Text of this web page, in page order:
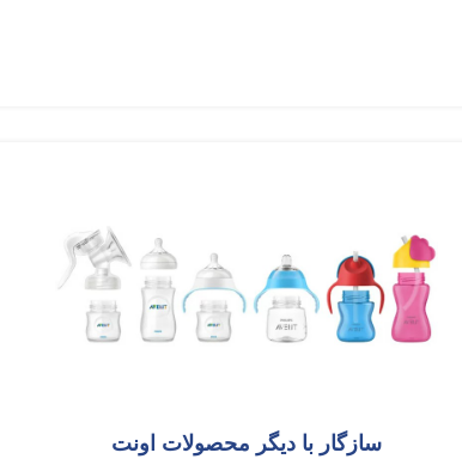
سازگار با دیگر محصولات اونت